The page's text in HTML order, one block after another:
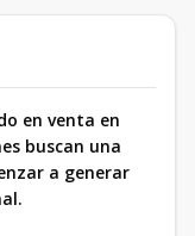
en venta en
buscan una
a generar